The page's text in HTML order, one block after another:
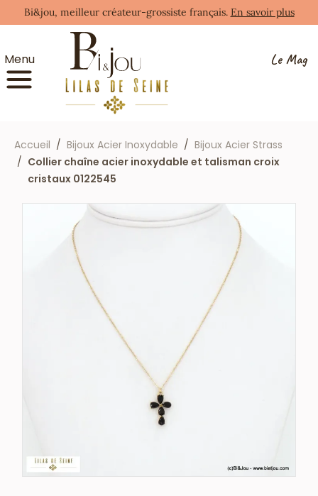
Bi&jou, meilleur créateur-grossiste français. En savoir plus
Menu Le Mag
Accueil Bijoux Acier Inoxydable
Bijoux Acier Strass
Collier chaîne acier inoxydable et talisman croix
cristaux 0122545